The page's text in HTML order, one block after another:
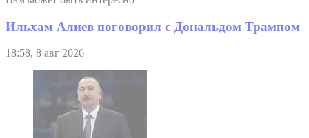
Ильхам Алиев поговорил с Дональдом Трампом
18:58, 8 авг 2026